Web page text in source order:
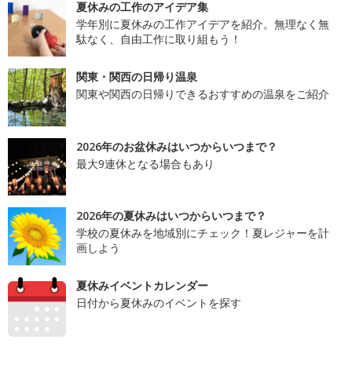
夏休みの工作のアイデア集
学年別に夏休みの工作アイデアを紹介。無理なく無
駄なく、自由工作に取り組もう！
関東・関西の日帰り温泉
関東や関西の日帰りできるおすすめの温泉をご紹介
2026年のお盆休みはいつからいつまで？
最大9連休となる場合もあり
2026年の夏休みはいつからいつまで？
学校の夏休みを地域別にチェック！夏レジャーを計
画しよう
夏休みイベントカレンダー
日付から夏休みのイベントを探す